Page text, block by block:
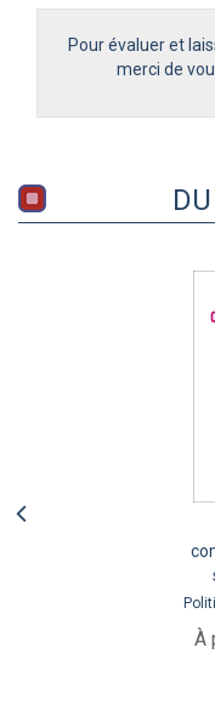
Pour évaluer et
merci de
À